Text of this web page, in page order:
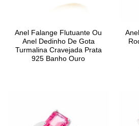
Anel Falange Flutuante Ou
Anel Dedinho De Gota
Turmalina Cravejada Prata
925 Banho Ouro